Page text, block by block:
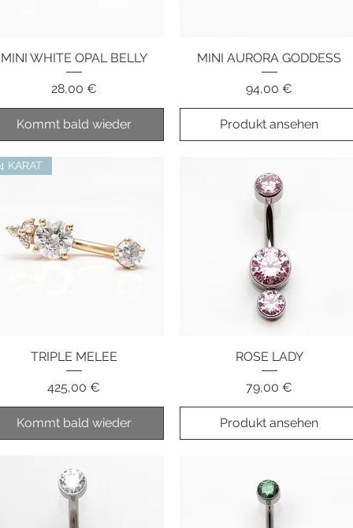
Schnellansicht
MINI WHITE OPAL BELLY
Preis
28,00 €
Kommt bald wieder
Schnellansicht
MINI AURORA GODDESS
Preis
94,00 €
Produkt ansehen
Schnellansicht
KARAT
TRIPLE MELEE
Preis
425,00 €
Kommt bald wieder
Schnellansicht
ROSE LADY
Preis
79,00 €
Produkt ansehen